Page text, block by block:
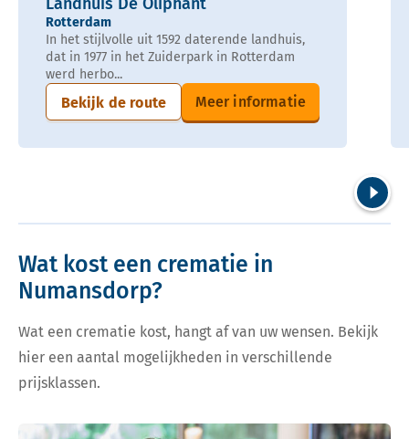
Rotterdam
In het stijlvolle uit 1592 daterende landhuis,
dat in 1977 in het Zuiderpark in Rotterdam
werd herbo...
Bekijk de route Meer informatie
Wat kost een crematie in
Numansdorp?
Wat een crematie kost, hangt af van uw wensen. Bekijk
hier een aantal mogelijkheden in verschillende
prijsklassen.
Bekijk tarieven voor crematie